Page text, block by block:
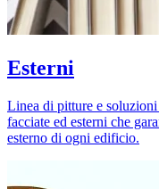
Esterni
Linea di pitture e
facciate ed esterni che
esterno di ogni edificio.